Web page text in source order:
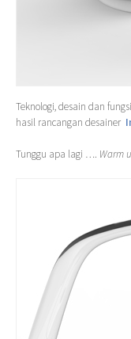
Teknologi, desain dan
hasil rancangan desainer
Tunggu apa lagi …. Warm